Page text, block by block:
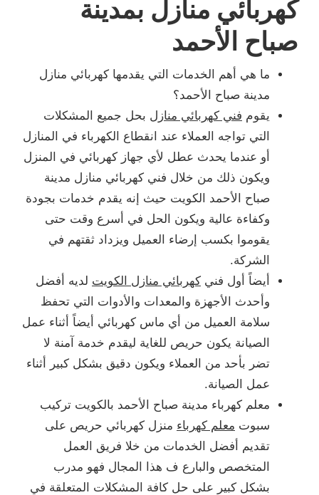
كهربائي منازل بمدينة
صباح الأحمد
ما هي أهم الخدمات التي يقدمها كهربائي منازل
مدينة صباح الأحمد؟
يقوم فني كهربائي منازل بحل جميع المشكلات
التي تواجه العملاء عند انقطاع الكهرباء في المنازل
أو عندما يحدث عطل لأي جهاز كهربائي في المنزل
ويكون ذلك من خلال فني كهربائي منازل مدينة
صباح الأحمد الكويت حيث إنه يقدم خدمات بجودة
وكفاءة عالية ويكون الحل في أسرع وقت حتى
يقوموا بكسب إرضاء العميل ويزداد ثقتهم في
الشركة.
أيضاً أول فني كهربائي منازل الكويت لديه أفضل
وأحدث الأجهزة والمعدات والأدوات التي تحفظ
سلامة العميل من أي ماس كهربائي أيضاً أثناء عمل
الصيانة يكون حريص للغاية ليقدم خدمة آمنة لا
تضر بأحد من العملاء ويكون دقيق بشكل كبير أثناء
عمل الصيانة.
معلم كهرباء مدينة صباح الأحمد بالكويت تركيب
سبوت معلم كهرباء منزل كهربائي حريص على
تقديم أفضل الخدمات من خلا فريق العمل
المتخصص والبارع ف هذا المجال فهو مدرب
بشكل كبير على حل كافة المشكلات المتعلقة في